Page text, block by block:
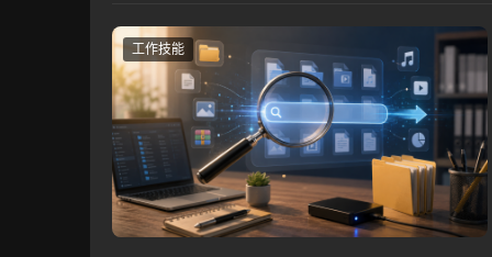
工作技能